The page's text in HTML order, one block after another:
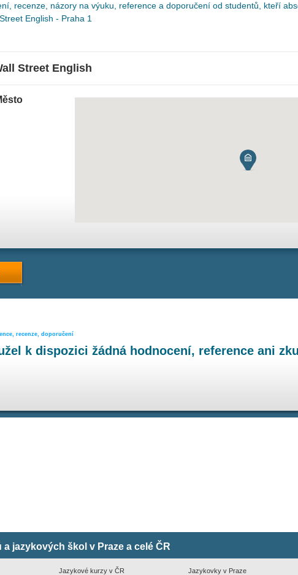
recenze, názory na výuku, reference a doporučení od studentů, kteří
English - Praha 1
Street English
recenze, doporučení
k dispozici žádná hodnocení, reference ani
jazykových škol v Praze a celé ČR
Jazykové kurzy v ČR Jazykovky v Praze